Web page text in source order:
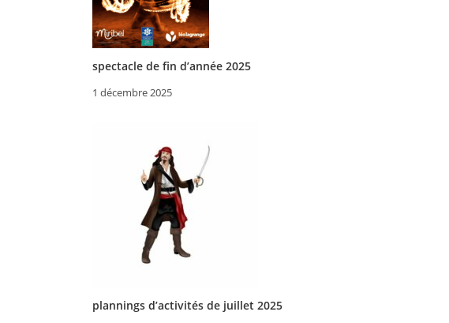
spectacle de fin d’année 2025
1 décembre 2025
plannings d’activités de juillet 2025